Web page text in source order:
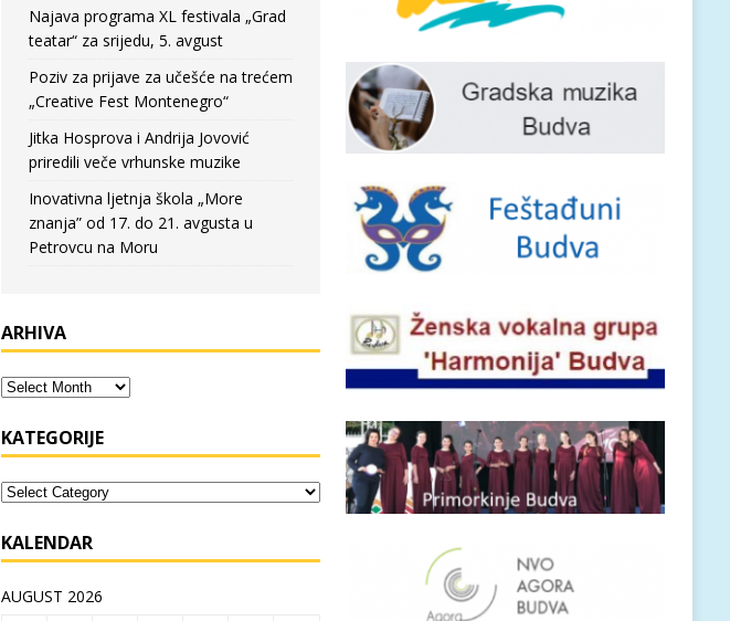
Najava programa XL festivala „Grad
teatar“ za srijedu, 5. avgust
Poziv za prijave za učešće na trećem
„Creative Fest Montenegro“
Jitka Hosprova i Andrija Jovović
priredili veče vrhunske muzike
Inovativna ljetnja škola „More
znanja” od 17. do 21. avgusta u
Petrovcu na Moru
ARHIVA
KATEGORIJE
KALENDAR
AUGUST 2026